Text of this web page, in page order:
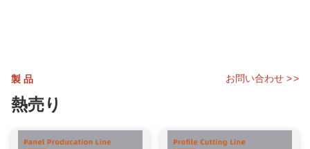
製品
熱売り
お問い合わせ >>